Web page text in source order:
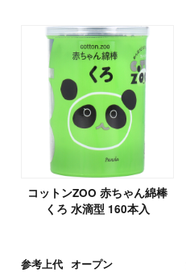
コットンZOO 赤ちゃん綿棒
くろ 水滴型 160本入
参考上代 オープン